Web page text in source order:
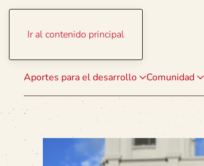
Ir al contenido principal
Aportes para el desarrollo Comunidad